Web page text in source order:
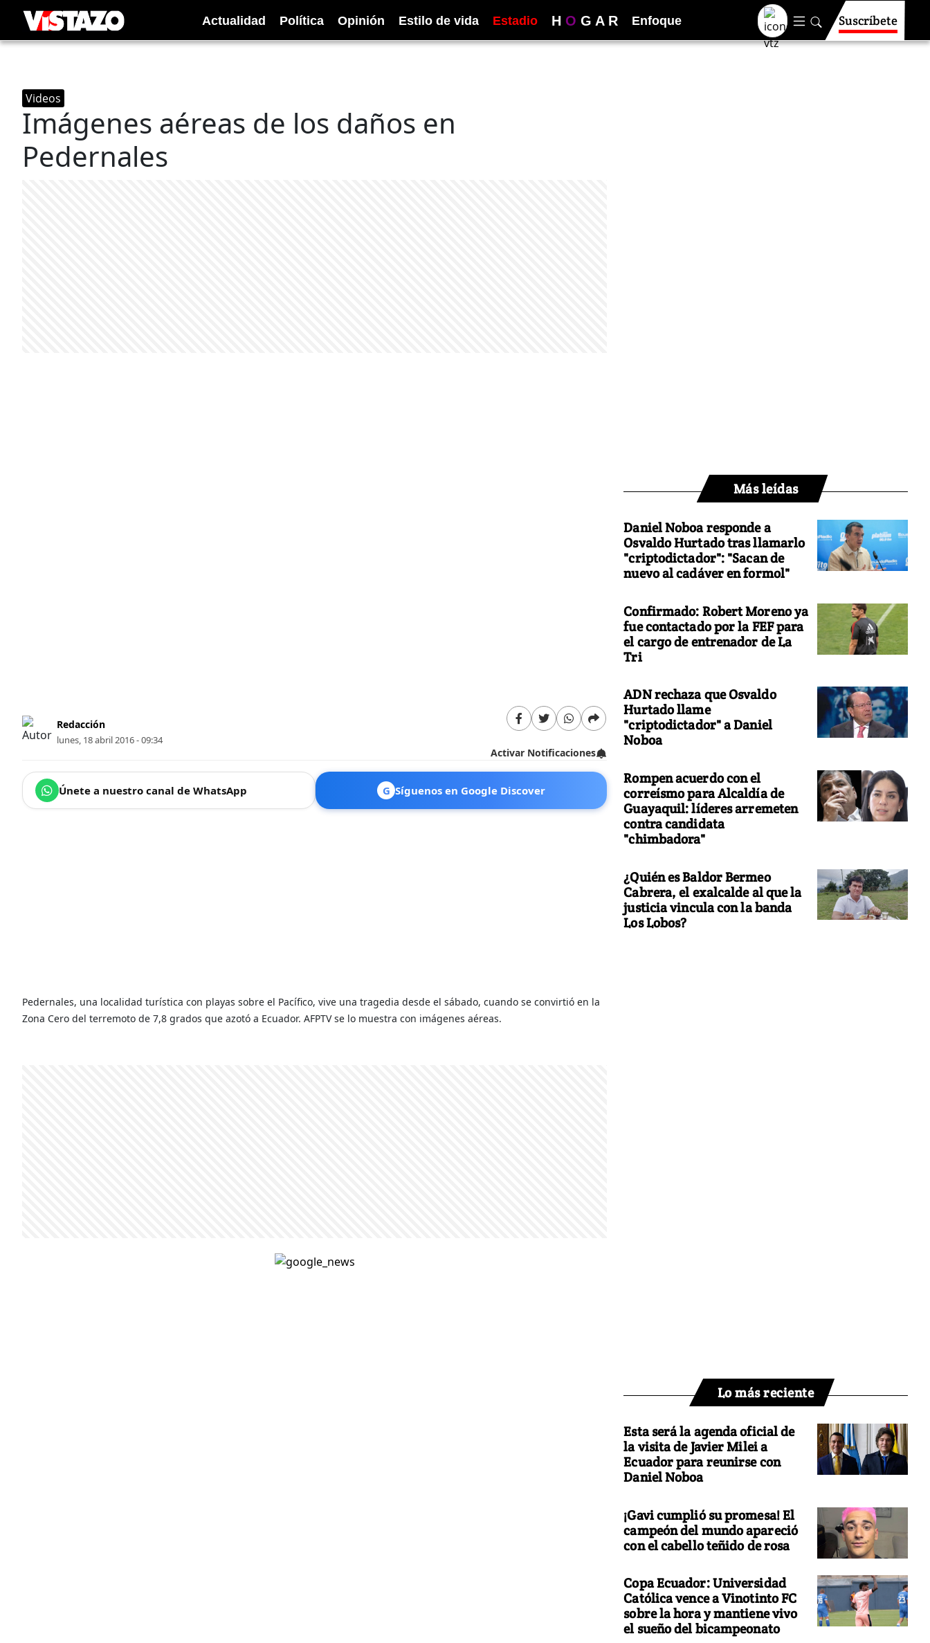
Actualidad Política Opinión Estilo de vida Estadio H O G A R Enfoque Suscríbete
Videos
Imágenes aéreas de los daños en
Pedernales
Redacción
lunes, 18 abril 2016 - 09:34
Activar Notificaciones
Únete a nuestro canal de WhatsApp G Síguenos en Google Discover
Pedernales, una localidad turística con playas sobre el Pacífico, vive una tragedia desde el sábado, cuando se convirtió en la
Zona Cero del terremoto de 7,8 grados que azotó a Ecuador. AFPTV se lo muestra con imágenes aéreas.
Más leídas
Daniel Noboa responde a
Osvaldo Hurtado tras llamarlo
"criptodictador": "Sacan de
nuevo al cadáver en formol"
Confirmado: Robert Moreno ya
fue contactado por la FEF para
el cargo de entrenador de La
Tri
ADN rechaza que Osvaldo
Hurtado llame
"criptodictador" a Daniel
Noboa
Rompen acuerdo con el
correísmo para Alcaldía de
Guayaquil: líderes arremeten
contra candidata
"chimbadora"
¿Quién es Baldor Bermeo
Cabrera, el exalcalde al que la
justicia vincula con la banda
Los Lobos?
Lo más reciente
Esta será la agenda oficial de
la visita de Javier Milei a
Ecuador para reunirse con
Daniel Noboa
¡Gavi cumplió su promesa! El
campeón del mundo apareció
con el cabello teñido de rosa
Copa Ecuador: Universidad
Católica vence a Vinotinto FC
sobre la hora y mantiene vivo
el sueño del bicampeonato